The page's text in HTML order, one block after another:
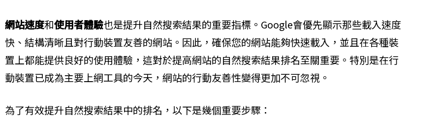
網站速度和使用者體驗也是提升自然搜索結果的重要指標。Google會優先顯示那些載入速度
快、結構清晰且對行動裝置友善的網站。因此，確保您的網站能夠快速載入，並且在各種裝
置上都能提供良好的使用體驗，這對於提高網站的自然搜索結果排名至關重要。特別是在行
動裝置已成為主要上網工具的今天，網站的行動友善性變得更加不可忽視。
為了有效提升自然搜索結果中的排名，以下是幾個重要步驟：